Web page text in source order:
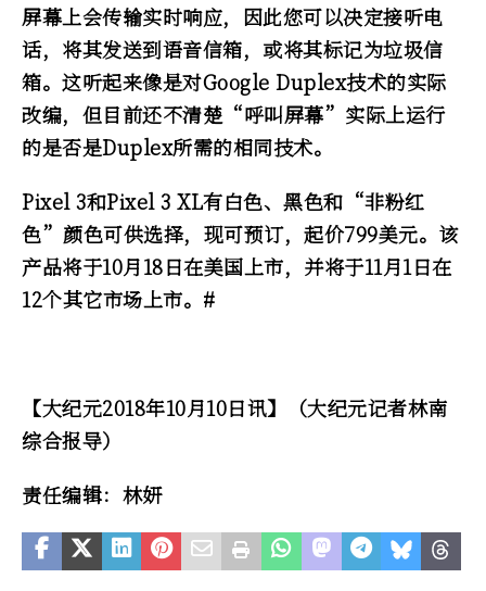
屏幕上会传输实时响应，因此您可以决定接听电
话，将其发送到语音信箱，或将其标记为垃圾信
箱。这听起来像是对Google Duplex技术的实际
改编，但目前还不清楚“呼叫屏幕”实际上运行
的是否是Duplex所需的相同技术。
Pixel 3和Pixel 3 XL有白色、黑色和“非粉红
色”颜色可供选择，现可预订，起价799美元。该
产品将于10月18日在美国上市，并将于11月1日在
12个其它市场上市。#
【大纪元2018年10月10日讯】（大纪元记者林南
综合报导）
责任编辑：林妍